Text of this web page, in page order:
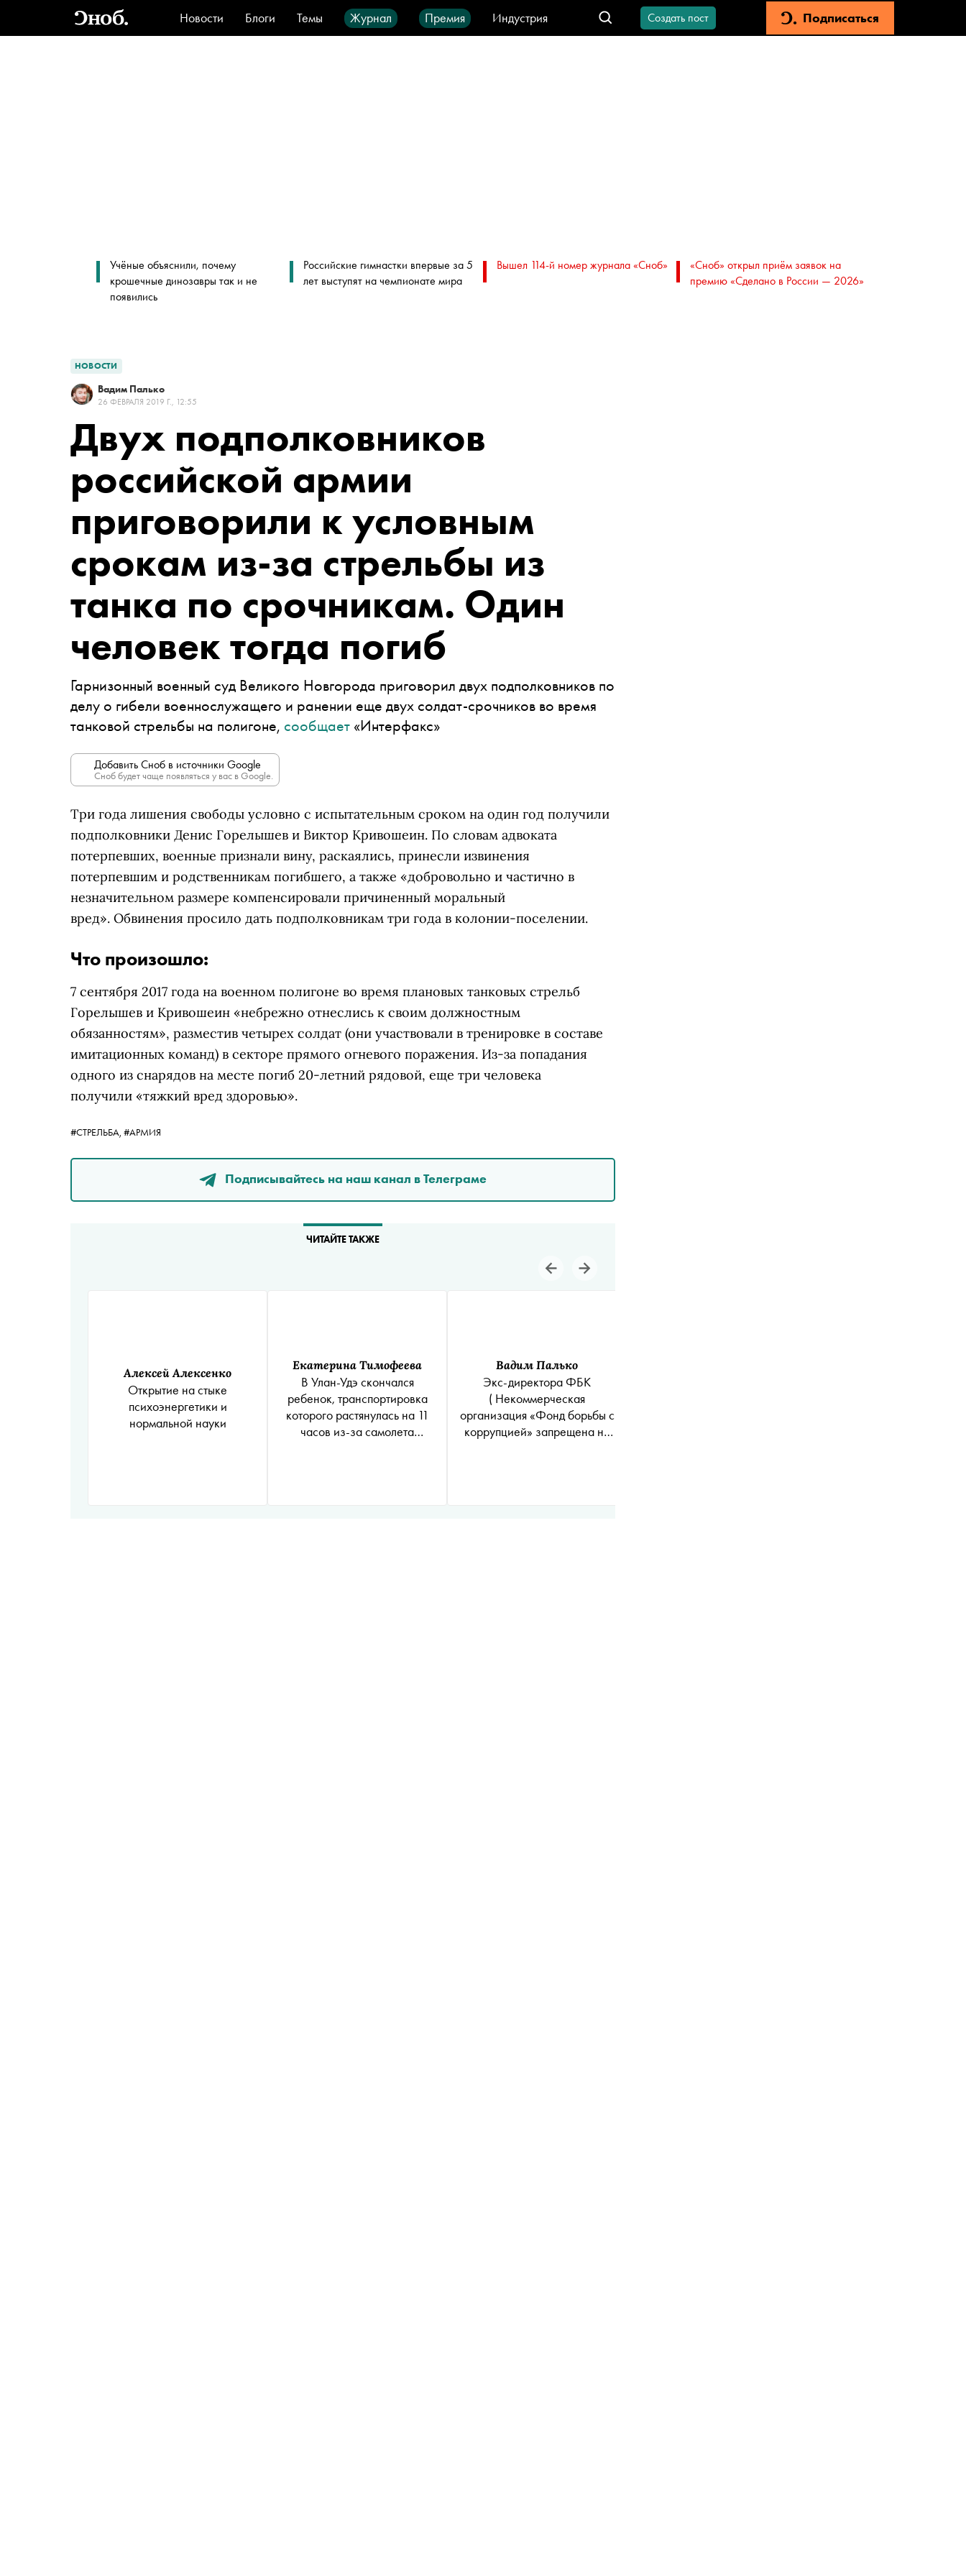
Новости Блоги Темы Журнал Премия
Индустрия
Стиль
Видео Город IT-продукты
Создать пост Подписаться
Учёные объяснили, почему
крошечные динозавры так и не
появились
Российские гимнастки впервые за 5
лет выступят на чемпионате мира
Вышел 114-й номер журнала «Сноб»
«Сноб» открыл приём заявок на
премию «Сделано в России — 2026»
НОВОСТИ
Вадим Палько
26 ФЕВРАЛЯ 2019 Г., 12:55
Двух подполковников
российской армии
приговорили к условным
срокам из-за стрельбы из
танка по срочникам. Один
человек тогда погиб
Гарнизонный военный суд Великого Новгорода приговорил двух подполковников по
делу о гибели военнослужащего и ранении еще двух солдат-срочников во время
танковой стрельбы на полигоне, сообщает «Интерфакс»
Добавить Сноб в источники Google
Сноб будет чаще появляться у вас в Google.
Три года лишения свободы условно с испытательным сроком на один год получили
подполковники Денис Горелышев и Виктор Кривошеин. По словам адвоката
потерпевших, военные признали вину, раскаялись, принесли извинения
потерпевшим и родственникам погибшего, а также «добровольно и частично в
незначительном размере компенсировали причиненный моральный
вред». Обвинения просило дать подполковникам три года в колонии-поселении.
Что произошло:
7 сентября 2017 года на военном полигоне во время плановых танковых стрельб
Горелышев и Кривошеин «небрежно отнеслись к своим должностным
обязанностям», разместив четырех солдат (они участвовали в тренировке в составе
имитационных команд) в секторе прямого огневого поражения. Из-за попадания
одного из снарядов на месте погиб 20-летний рядовой, еще три человека
получили «тяжкий вред здоровью».
#СТРЕЛЬБА, #АРМИЯ
Подписывайтесь на наш канал в Телеграме
ЧИТАЙТЕ ТАКЖЕ
Алексей Алексенко
Открытие на стыке
психоэнергетики и
нормальной науки
Екатерина Тимофеева
В Улан-Удэ скончался
ребенок, транспортировка
которого растянулась на 11
часов из-за самолета
Вадим Палько
Экс-директора ФБК
( Некоммерческая
организация «Фонд борьбы с
коррупцией» запрещена на